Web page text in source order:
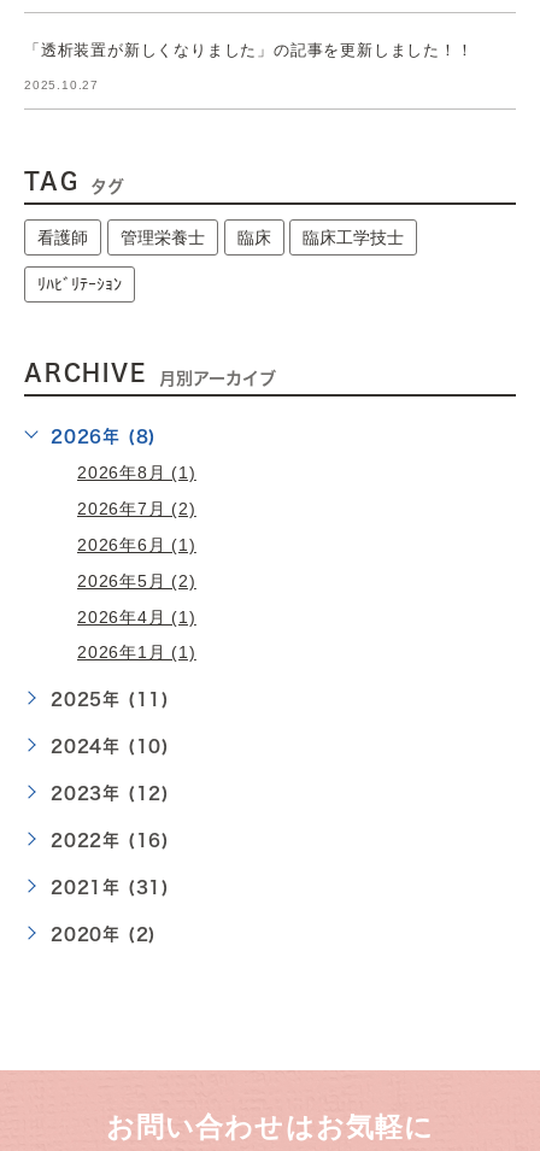
「透析装置が新しくなりました」の記事を更新しました！！
2025.10.27
TAG タグ
看護師 管理栄養士 臨床 臨床工学技士
ﾘﾊﾋﾞﾘﾃｰｼｮﾝ
ARCHIVE 月別アーカイブ
2026年 (8)
2026年8月 (1)
2026年7月 (2)
2026年6月 (1)
2026年5月 (2)
2026年4月 (1)
2026年1月 (1)
2025年 (11)
2024年 (10)
2023年 (12)
2022年 (16)
2021年 (31)
2020年 (2)
お問い合わせはお気軽に